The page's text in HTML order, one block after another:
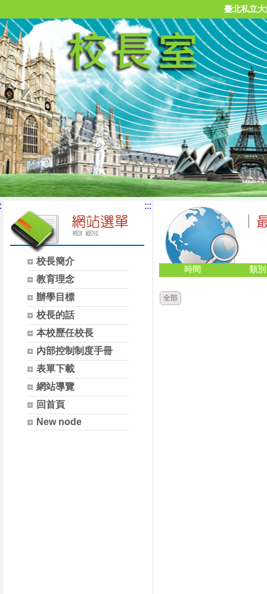
臺北私立
校長簡介
教育理念
辦學目標
校長的話
本校歷任校長
內部控制制度手冊
表單下載
網站導覽
回首頁
New node
:::
時間 類別
全部